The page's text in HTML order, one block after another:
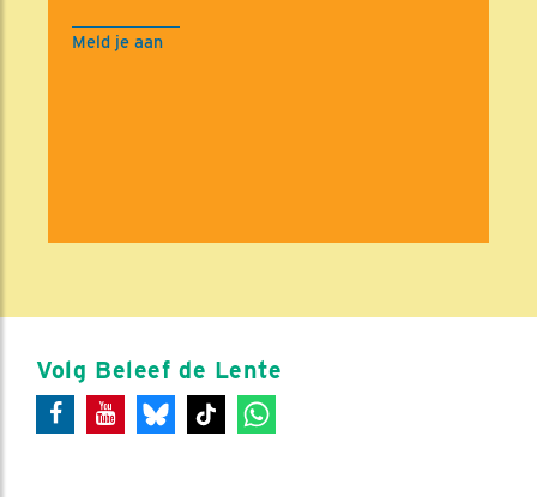
Meld je aan
Volg Beleef de Lente